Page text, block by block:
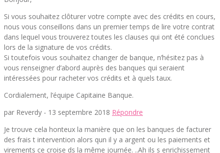
Si vous souhaitez clôturer votre compte avec des crédits en cours,
nous vous conseillons dans un premier temps de lire votre contrat
dans lequel vous trouverez toutes les clauses qui ont été conclues
lors de la signature de vos crédits.
Si toutefois vous souhaitez changer de banque, n’hésitez pas à
vous renseigner d’abord auprès des banques qui seraient
intéressées pour racheter vos crédits et à quels taux.
Cordialement, l’équipe Capitaine Banque.
par Reverdy - 13 septembre 2018 Répondre
Je trouve cela honteux la manière que on les banques de facturer
des frais t intervention alors qun il y a argent ou les paiements et
virements ce croise ds la même journée. ..Ah ils s enrichissement